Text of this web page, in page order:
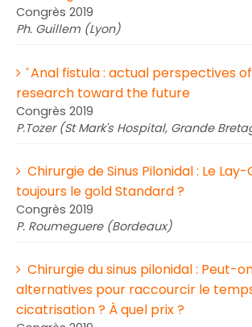
Congrès 2019
Ph. Guillem (Lyon)
Anal fistula : actual perspectives
research toward the future
Congrès 2019
P.Tozer (St Mark's Hospital, Grande
Chirurgie de Sinus Pilonidal : Le
toujours le gold Standard ?
Congrès 2019
P. Roumeguere (Bordeaux)
Chirurgie du sinus pilonidal : Peut-
alternatives pour raccourcir le
cicatrisation ? À quel prix ?